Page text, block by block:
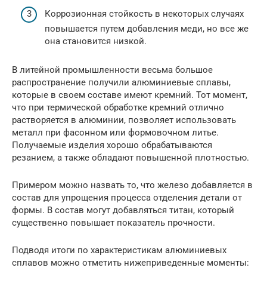
Коррозионная стойкость в некоторых случаях
повышается путем добавления меди, но все же
она становится низкой.
В литейной промышленности весьма большое
распространение получили алюминиевые сплавы,
которые в своем составе имеют кремний. Тот момент,
что при термической обработке кремний отлично
растворяется в алюминии, позволяет использовать
металл при фасонном или формовочном литье.
Получаемые изделия хорошо обрабатываются
резанием, а также обладают повышенной плотностью.
Примером можно назвать то, что железо добавляется в
состав для упрощения процесса отделения детали от
формы. В состав могут добавляться титан, который
существенно повышает показатель прочности.
Подводя итоги по характеристикам алюминиевых
сплавов можно отметить нижеприведенные моменты: